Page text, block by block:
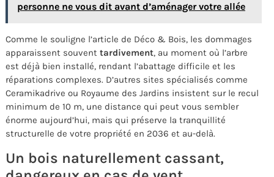
personne ne vous dit avant d’aménager votre allée
Comme le souligne l’article de Déco & Bois, les dommages
apparaissent souvent tardivement, au moment où l’arbre
est déjà bien installé, rendant l’abattage difficile et les
réparations complexes. D’autres sites spécialisés comme
Ceramikadrive ou Royaume des Jardins insistent sur le recul
minimum de 10 m, une distance qui peut vous sembler
énorme aujourd’hui, mais qui préserve la tranquillité
structurelle de votre propriété en 2036 et au-delà.
Un bois naturellement cassant,